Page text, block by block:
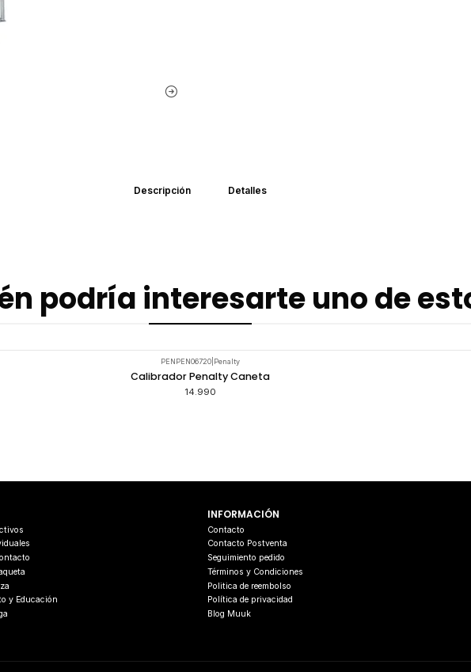
Descripción Detalles
podría interesarte uno de
PENPEN06720 Penalty
Calibrador Penalty Caneta
14.990
y Educación
INFORMACIÓN
Contacto
Contacto Postventa
Seguimiento pedido
Términos y Condiciones
Politica de reembolso
Política de privacidad
Blog Muuk